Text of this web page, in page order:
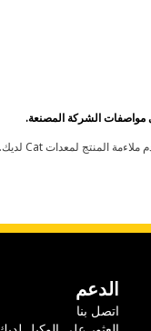
الدعم
اتصل بنا